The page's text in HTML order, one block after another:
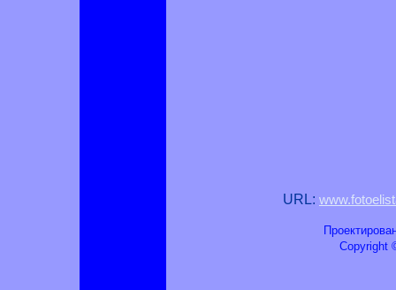
URL:
Copyright